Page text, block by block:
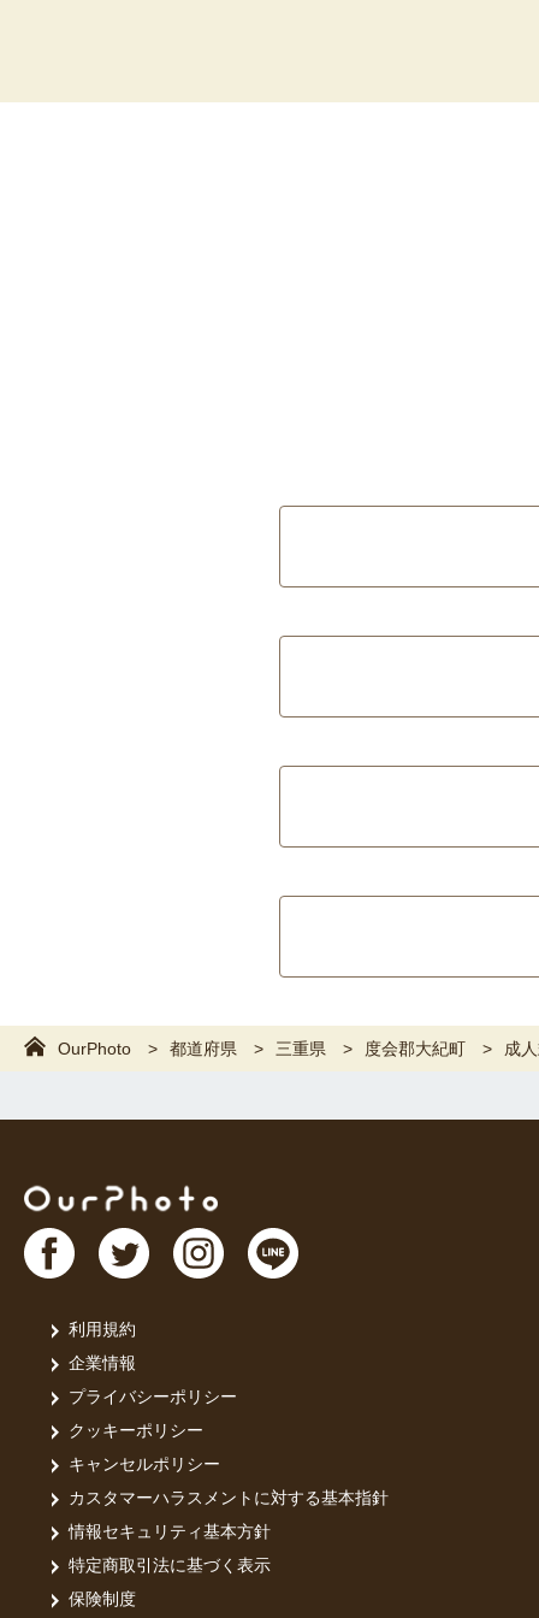
OurPhoto 都道府県 三重県 度会郡大紀町 成
利用規約
企業情報
プライバシーポリシー
クッキーポリシー
キャンセルポリシー
カスタマーハラスメントに対する基本指針
情報セキュリティ基本方針
特定商取引法に基づく表示
保険制度